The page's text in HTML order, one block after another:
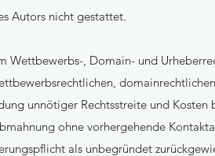
Autors nicht gestattet.
Wettbewerbs-, Domain- und
unnötiger Rechtsstreite und
ohne vorhergehende
als unbegründet